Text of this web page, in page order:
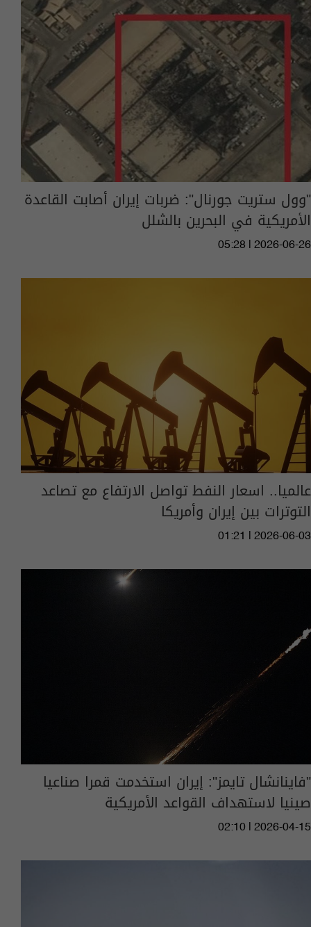
"وول ستريت جورنال": ضربات إيران أصابت القاعدة
الأمريكية في البحرين بالشلل
05:28 | 2026-06-26
عالميا.. اسعار النفط تواصل الارتفاع مع تصاعد
التوترات بين إيران وأمريكا
01:21 | 2026-06-03
"فاينانشال تايمز": إيران استخدمت قمرا صناعيا
صينيا لاستهداف القواعد الأمريكية
02:10 | 2026-04-15